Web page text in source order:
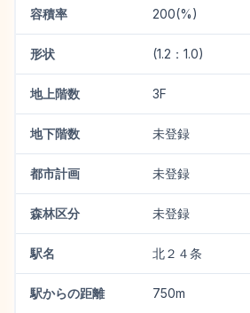
容積率 200(%)
形状 (1.2：1.0)
地上階数 3F
地下階数 未登録
都市計画 未登録
森林区分 未登録
駅名 北２４条
駅からの距離 750m